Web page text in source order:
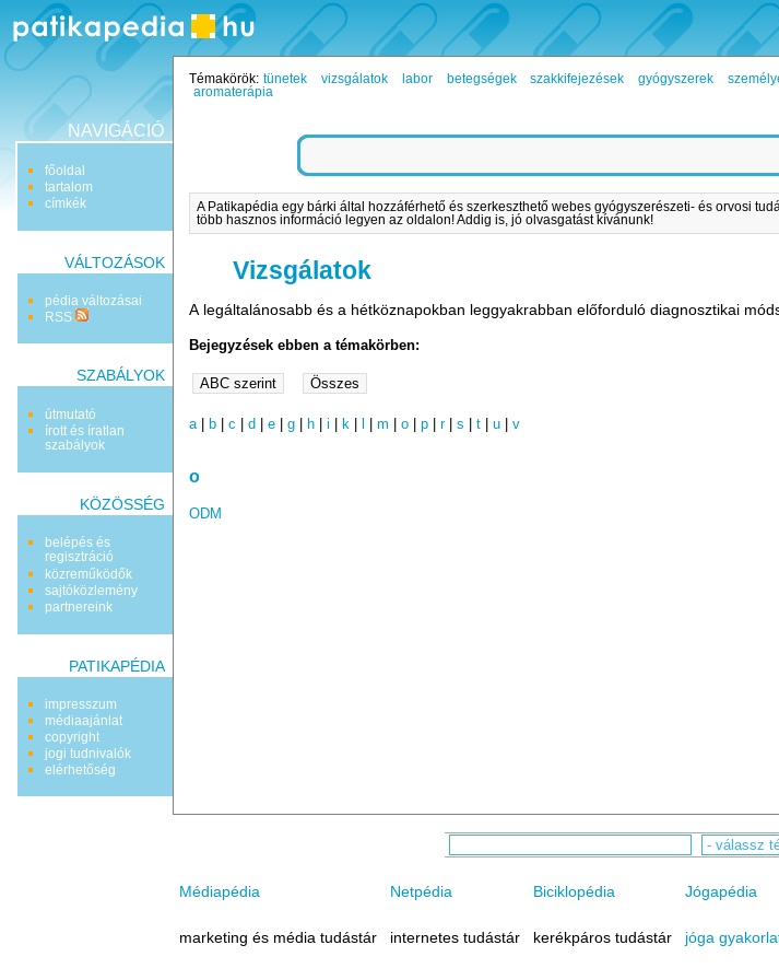
NAVIGÁCIÓ
főoldal
tartalom
címkék
VÁLTOZÁSOK
pédia változásai
RSS
SZABÁLYOK
útmutató
írott és íratlan
szabályok
KÖZÖSSÉG
belépés és
regisztráció
közreműködők
sajtóközlemény
partnereink
PATIKAPÉDIA
impresszum
médiaajánlat
copyright
jogi tudnivalók
elérhetőség
Témakörök: tünetek vizsgálatok labor betegségek szakkifejezések gyógyszerek
aromaterápia
A Patikapédia egy bárki által hozzáférhető és szerkeszthető webes gyógyszerészeti- és orvosi
több hasznos információ legyen az oldalon! Addig is, jó olvasgatást kívánunk!
Vizsgálatok
A legáltalánosabb és a hétköznapokban leggyakrabban előforduló diagnosztikai
Bejegyzések ebben a témakörben:
a |b |c |d |e |g |h |i |k |l |m |o |p |r|s |t |u |v
o
ODM
Médiapédia Netpédia Biciklopédia Jógapédia
marketing és média tudástár internetes tudástár kerékpáros tudástár jóga